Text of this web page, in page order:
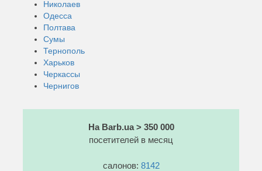
Николаев
Одесса
Полтава
Сумы
Тернополь
Харьков
Черкассы
Чернигов
На Barb.ua > 350 000
посетителей в месяц
салонов: 8142